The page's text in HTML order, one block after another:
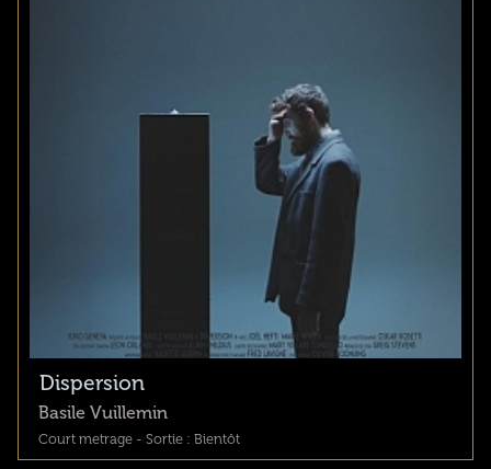
Dispersion
Basile Vuillemin
Court metrage - Sortie : Bientôt